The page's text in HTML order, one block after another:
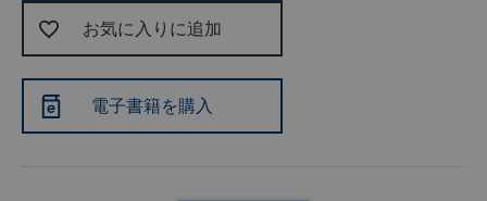
お気に入りに追加
電子書籍を購入